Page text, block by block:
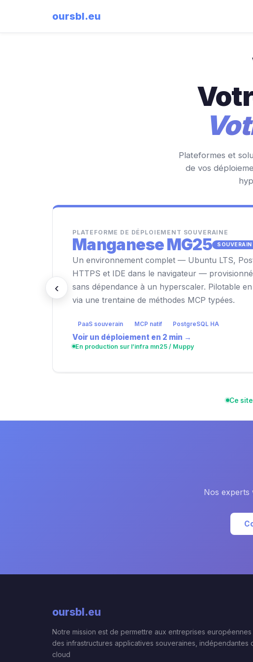
oursbl.eu
Plateformes et
de vos
‹
PLATEFORME DE DÉPLOIEMENT SOUVERAINE
Manganese MG25 SOUVERAIN
Un environnement complet — Ubuntu LTS,
HTTPS et IDE dans le navigateur —
sans dépendance à un hyperscaler. Pilotable
via une trentaine de méthodes MCP typées.
PaaS souverain MCP natif PostgreSQL HA
Voir un déploiement en 2 min →
En production sur l’infra mn25 / Muppy
Ce
Nos experts
oursbl.eu
Notre mission est de permettre aux entreprises
des infrastructures applicatives souveraines, indépendantes
cloud